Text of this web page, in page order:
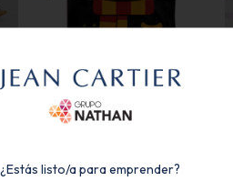
Piñata
¿Estás listo/a para emprender?